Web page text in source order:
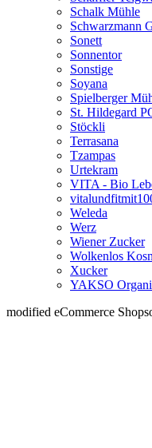
Schalk Mühle
Schwarzmann
Sonett
Sonnentor
Sonstige
Soyana
Spielberger
St. Hildegard
Stöckli
Terrasana
Tzampas
Urtekram
VITA - Bio
Weleda
Werz
Wiener Zucker
Wolkenlos
Xucker
YAKSO
modified eCommerce